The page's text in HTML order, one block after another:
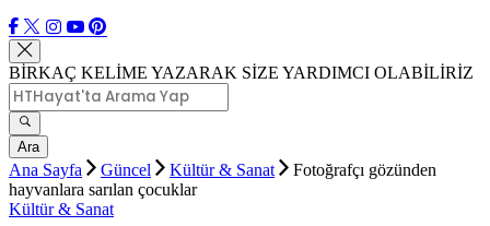
BİRKAÇ KELİME YAZARAK SİZE YARDIMCI OLABİLİRİZ
Ara
Ana Sayfa Güncel Kültür & Sanat
Fotoğrafçı gözünden
hayvanlara sarılan çocuklar
Kültür & Sanat